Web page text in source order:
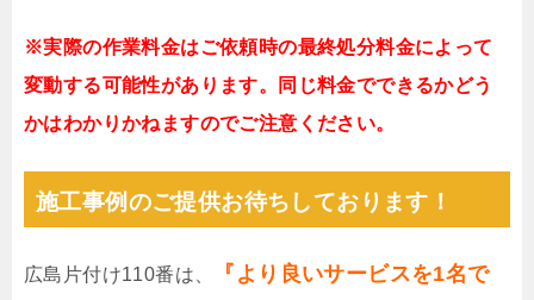
※実際の作業料金はご依頼時の最終処分料金によって
変動する可能性があります。同じ料金でできるかどう
かはわかりかねますのでご注意ください。
施工事例のご提供お待ちしております！
広島片付け110番は、
『より良いサービスを1名で